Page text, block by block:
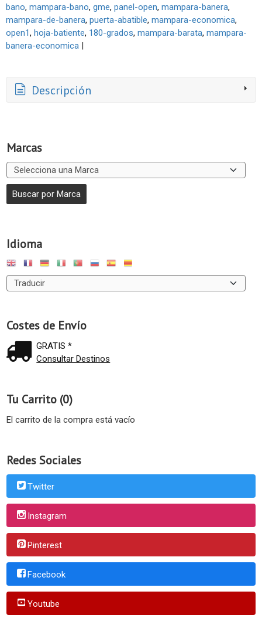
Marcas
Idioma
Costes de Envío
GRATIS *
Consultar Destinos
Tu Carrito (0)
El carrito de la compra está vacío
Redes Sociales
Twitter
Instagram
Pinterest
Facebook
Youtube
bano mampara-bano gme panel-open mampara-banera
mampara-de-banera puerta-abatible mampara-economica
open1 hoja-batiente 180-grados mampara-barata mampara-
banera-economica |
Descripción